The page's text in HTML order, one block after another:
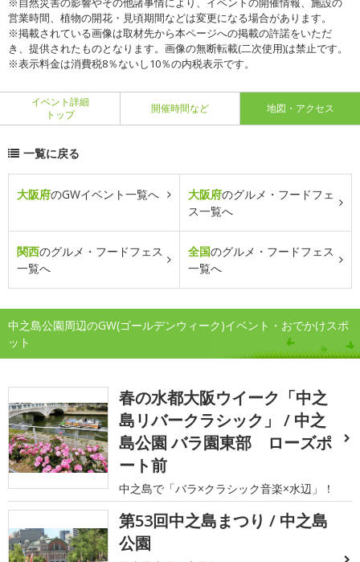
営業時間、植物の開花・見頃期間などは変更になる場合があります。
※掲載されている画像は取材先から本ページへの掲載の許諾をいただ
き、提供されたものとなります。画像の無断転載(二次使用)は禁止です。
※表示料金は消費税8％ないし10％の内税表示です。
イベント詳細
トップ
開催時間など 地図・アクセス
一覧に戻る
大阪府のGWイベント一覧へ 大阪府のグルメ・フードフェ
ス一覧へ
関西のグルメ・フードフェス
一覧へ
全国のグルメ・フードフェス
一覧へ
中之島公園周辺のGW(ゴールデンウィーク)イベント・おでかけスポ
ット
春の水都大阪ウイーク「中之
島リバークラシック」 / 中之
島公園 バラ園東部 ローズポ
ート前
中之島で「バラ×クラシック音楽×水辺」！
第53回中之島まつり / 中之島
公園